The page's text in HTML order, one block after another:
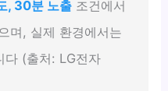
, 30분 노출 조건에서
며, 실제 환경에서는
다 (출처: LG전자